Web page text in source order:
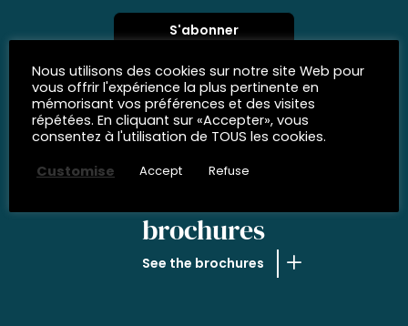
brochures
See the brochures
Nous utilisons des cookies sur notre site Web pour
vous offrir l'expérience la plus pertinente en
mémorisant vos préférences et des visites
répétées. En cliquant sur «Accepter», vous
consentez à l'utilisation de TOUS les cookies.
Customise
Accept Refuse